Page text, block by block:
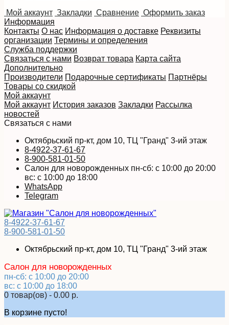
Мой аккаунт Закладки Сравнение Оформить заказ
Информация
Контакты О нас Информация о доставке Реквизиты
организации Термины и определения
Служба поддержки
Связаться с нами Возврат товара Карта сайта
Дополнительно
Производители Подарочные сертификаты Партнёры
Товары со скидкой
Мой аккаунт
Мой аккаунт История заказов Закладки Рассылка
новостей
Связаться с нами
Октябрьский пр-кт, дом 10, ТЦ "Гранд" 3-ий этаж
8-4922-37-61-67
8-900-581-01-50
Салон для новорожденных пн-сб: с 10:00 до 20:00
вс: с 10:00 до 18:00
WhatsApp
Telegram
8-4922-37-61-67
8-900-581-01-50
Октябрьский пр-кт, дом 10, ТЦ "Гранд" 3-ий этаж
Салон для новорожденных
пн-сб: с 10:00 до 20:00
вс: с 10:00 до 18:00
0 товар(ов) - 0.00 р.
В корзине пусто!